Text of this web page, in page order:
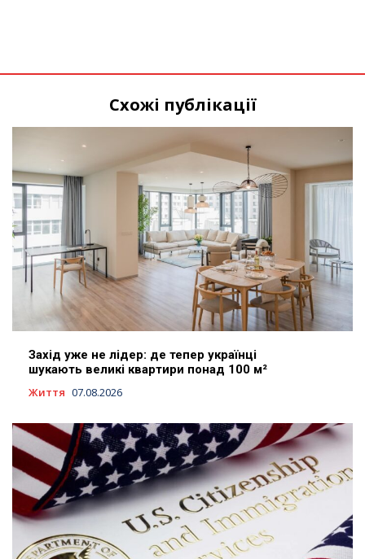
Схожі публікації
Захід уже не лідер: де тепер українці
шукають великі квартири понад 100 м²
Життя 07.08.2026